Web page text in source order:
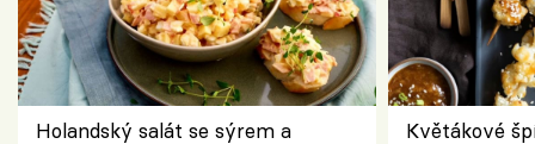
Holandský salát se sýrem a
Květákové